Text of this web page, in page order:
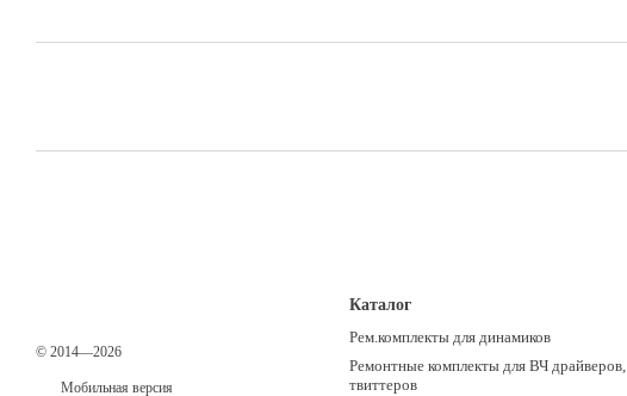
© 2014—2026
Мобильная версия
Каталог
Рем.комплекты для динамиков
Ремонтные комплекты для ВЧ драйверов,
твиттеров